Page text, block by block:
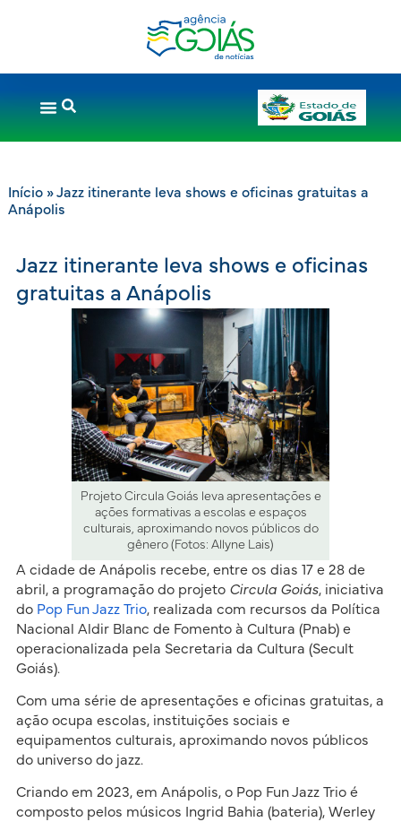
Início»Jazz itinerante leva shows e oficinas gratuitas a
Anápolis
Jazz itinerante leva shows e oficinas
gratuitas a Anápolis
Projeto Circula Goiás leva apresentações e
ações formativas a escolas e espaços
culturais, aproximando novos públicos do
gênero (Fotos: Allyne Lais)
A cidade de Anápolis recebe, entre os dias 17 e 28 de
abril, a programação do projeto Circula Goiás, iniciativa
do Pop Fun Jazz Trio, realizada com recursos da Política
Nacional Aldir Blanc de Fomento à Cultura (Pnab) e
operacionalizada pela Secretaria da Cultura (Secult
Goiás).
Com uma série de apresentações e oficinas gratuitas, a
ação ocupa escolas, instituições sociais e
equipamentos culturais, aproximando novos públicos
do universo do jazz.
Criando em 2023, em Anápolis, o Pop Fun Jazz Trio é
composto pelos músicos Ingrid Bahia (bateria), Werley